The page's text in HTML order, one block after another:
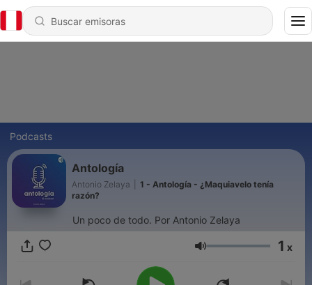
Podcasts
Antología
Antonio Zelaya
1 - Antología - ¿Maquiavelo tenía
razón?
Un poco de todo. Por Antonio Zelaya
Volumen 1 x